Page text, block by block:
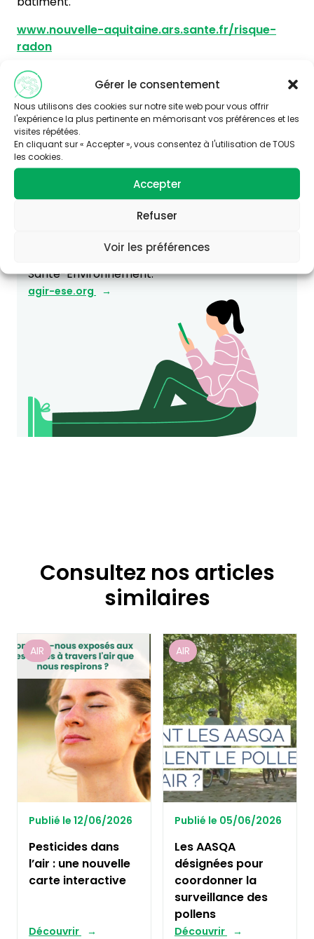
Gérer le consentement
Nous utilisons des cookies sur notre site web pour vous offrir
l'expérience la plus pertinente en mémorisant vos préférences et les
visites répétées.
En cliquant sur « Accepter », vous consentez à l'utilisation de TOUS
les cookies.
Accepter
Refuser
Voir les préférences
www.nouvelle-aquitaine.ars.sante.fr/risque-
radon
www.irsn.fr/
Vous souhaitez en savoir plus sur
cette thématique ?
Consultez le site Agir-ese.org, des ressources
pour agir en Éducation et promotion de la
Santé-Environnement.
agir-ese.org
Consultez nos articles
similaires
AIR
Publié le 12/06/2026
Pesticides dans
l’air : une nouvelle
carte interactive
Découvrir
AIR
Publié le 05/06/2026
Les AASQA
désignées pour
coordonner la
surveillance des
pollens
Découvrir